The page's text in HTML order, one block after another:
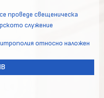
проведе свещеническа
служение
относно наложен